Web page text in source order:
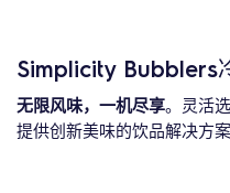
Simplicity Bubblers
无限风味，一机尽享。灵活
提供创新美味的饮品解决方案